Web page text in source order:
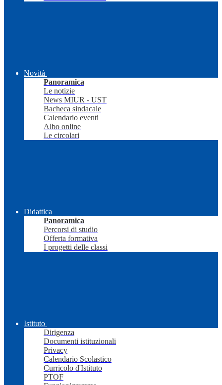
Novità
Panoramica
Le notizie
News MIUR - UST
Bacheca sindacale
Calendario eventi
Albo online
Le circolari
Didattica
Panoramica
Percorsi di studio
Offerta formativa
I progetti delle classi
Istituto
Dirigenza
Documenti istituzionali
Privacy
Calendario Scolastico
Curricolo d'Istituto
PTOF